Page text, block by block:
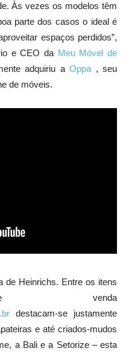
Às vezes os modelos têm
parte dos casos o ideal é
espaços perdidos”,
e CEO da Meu Móvel de
adquiriu a Oppa , seu
de móveis.
de Heinrichs. Entre os itens
venda
destacam-se justamente
e até criados-mudos
a Bali e a Setorize – esta